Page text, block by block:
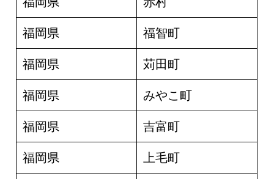
福岡県 福智町
福岡県 苅田町
福岡県 みやこ町
福岡県 吉富町
福岡県 上毛町